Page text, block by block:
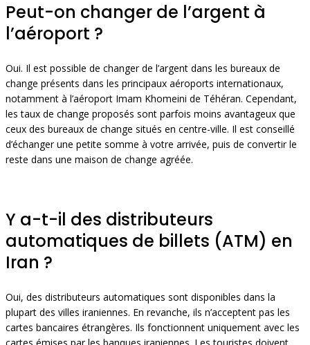
Peut-on changer de l’argent à
l’aéroport ?
Oui. Il est possible de changer de l’argent dans les bureaux de
change présents dans les principaux aéroports internationaux,
notamment à l’aéroport Imam Khomeini de Téhéran. Cependant,
les taux de change proposés sont parfois moins avantageux que
ceux des bureaux de change situés en centre-ville. Il est conseillé
d’échanger une petite somme à votre arrivée, puis de convertir le
reste dans une maison de change agréée.
Y a-t-il des distributeurs
automatiques de billets (ATM) en
Iran ?
Oui, des distributeurs automatiques sont disponibles dans la
plupart des villes iraniennes. En revanche, ils n’acceptent pas les
cartes bancaires étrangères. Ils fonctionnent uniquement avec les